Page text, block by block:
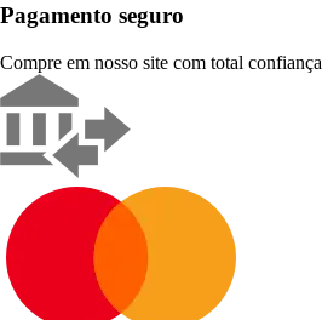
Pagamento seguro
Compre em nosso site com total confiança